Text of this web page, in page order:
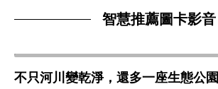
智慧推薦圖卡影音
不只河川變乾淨，還多一座生態公園